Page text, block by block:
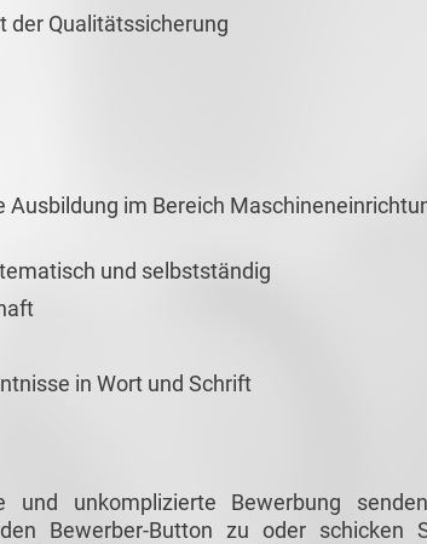
der Qualitätssicherung
Ausbildung im Bereich
und selbstständig
in Wort und Schrift
und unkomplizierte Bewerbung
Bewerber-Button zu oder